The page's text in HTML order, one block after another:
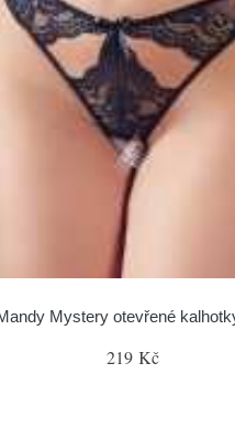
Mystery otevřené
219 Kč